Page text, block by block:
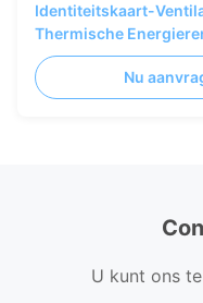
Identiteitskaart-
Thermische
de Elektrische
Centrifugaalventilator
Nu
U kunt ons